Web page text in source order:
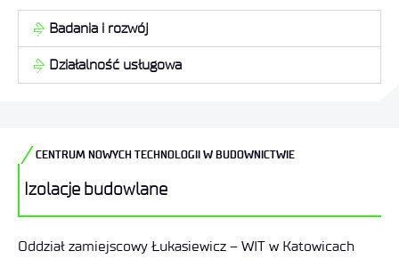
Badania i rozwój
Działalność usługowa
CENTRUM NOWYCH TECHNOLOGII W BUDOWNICTWIE
Izolacje budowlane
Oddział zamiejscowy Łukasiewicz – WIT w Katowicach